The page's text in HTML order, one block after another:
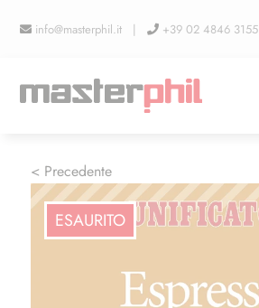
info@masterphil.it | +39 02 4846 3155
LINEA COLLEZIONISMO
< Precedente
ESAURITO